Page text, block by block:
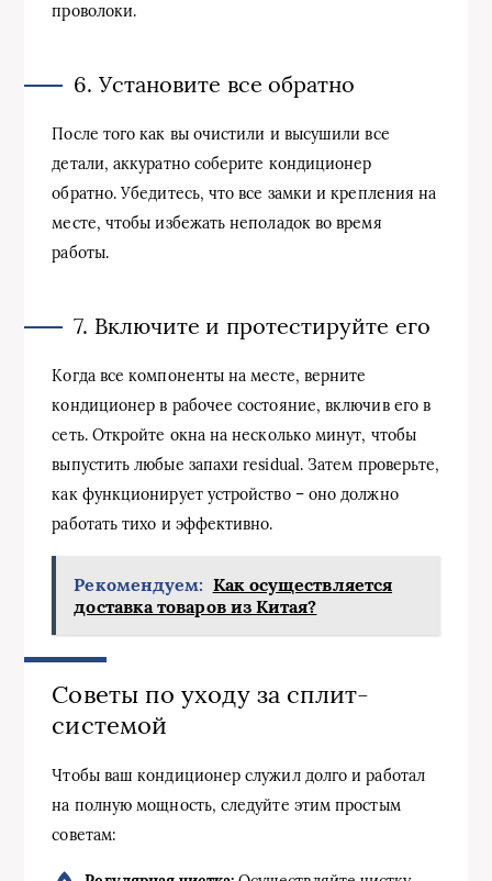
проволоки.
6. Установите все обратно
После того как вы очистили и высушили все
детали, аккуратно соберите кондиционер
обратно. Убедитесь, что все замки и крепления на
месте, чтобы избежать неполадок во время
работы.
7. Включите и протестируйте его
Когда все компоненты на месте, верните
кондиционер в рабочее состояние, включив его в
сеть. Откройте окна на несколько минут, чтобы
выпустить любые запахи residual. Затем проверьте,
как функционирует устройство – оно должно
работать тихо и эффективно.
Рекомендуем: Как осуществляется
доставка товаров из Китая?
Советы по уходу за сплит-
системой
Чтобы ваш кондиционер служил долго и работал
на полную мощность, следуйте этим простым
советам: